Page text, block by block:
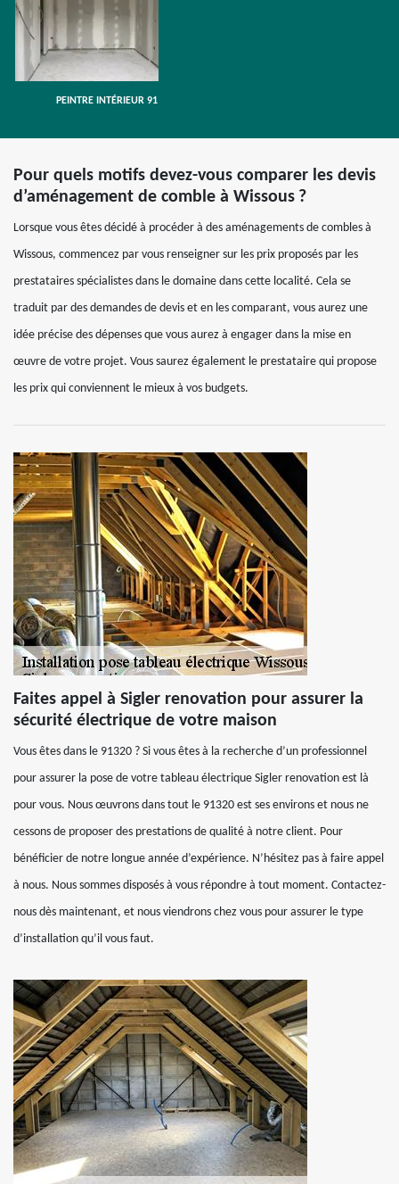
PEINTRE INTÉRIEUR 91
Pour quels motifs devez-vous comparer les devis
d’aménagement de comble à Wissous ?
Lorsque vous êtes décidé à procéder à des aménagements de combles à
Wissous, commencez par vous renseigner sur les prix proposés par les
prestataires spécialistes dans le domaine dans cette localité. Cela se
traduit par des demandes de devis et en les comparant, vous aurez une
idée précise des dépenses que vous aurez à engager dans la mise en
œuvre de votre projet. Vous saurez également le prestataire qui propose
les prix qui conviennent le mieux à vos budgets.
Faites appel à Sigler renovation pour assurer la
sécurité électrique de votre maison
Vous êtes dans le 91320 ? Si vous êtes à la recherche d’un professionnel
pour assurer la pose de votre tableau électrique Sigler renovation est là
pour vous. Nous œuvrons dans tout le 91320 est ses environs et nous ne
cessons de proposer des prestations de qualité à notre client. Pour
bénéficier de notre longue année d’expérience. N’hésitez pas à faire appel
à nous. Nous sommes disposés à vous répondre à tout moment. Contactez-
nous dès maintenant, et nous viendrons chez vous pour assurer le type
d’installation qu’il vous faut.